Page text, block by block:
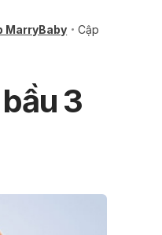
MarryBaby
Cập
3